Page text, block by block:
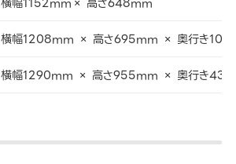
横幅1208mm × 高さ695mm × 奥行き
横幅1290mm × 高さ955mm × 奥行き